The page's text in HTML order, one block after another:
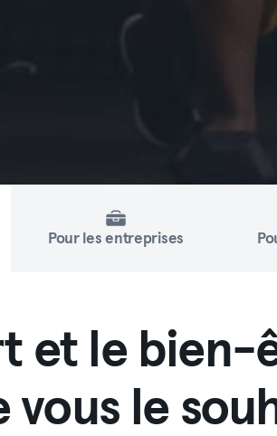
Pour les entreprises
et le bien-
vous le